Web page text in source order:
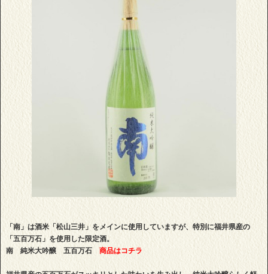
「南」は酒米「松山三井」をメインに使用していますが、特別に福井県産の
「五百万石」を使用した限定酒。
南 純米大吟醸 五百万石 商品はコチラ